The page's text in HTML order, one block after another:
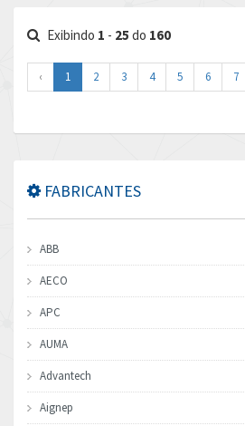
Exibindo 1 - 25 do 160
‹ 1 2 3 4 5 6 7
FABRICANTES
ABB
AECO
APC
AUMA
Advantech
Aignep